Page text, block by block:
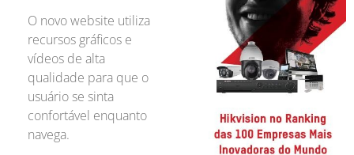
O novo website utiliza
recursos gráficos e
vídeos de alta
qualidade para que o
usuário se sinta
confortável enquanto
navega.